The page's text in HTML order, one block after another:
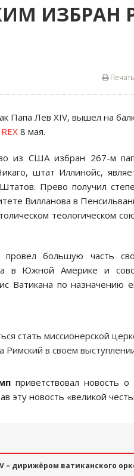
ИЗБРАН
Печать
Папа Лев XIV, вышел на
REX 8 мая.
из США избран 267-м
штат Иллинойс,
Прево получил
Вилланова в
теологическом
большую часть
в Южной Америке и
Ватикана по назначению
стать миссионерской
Римский в своем
приветствовал новость
эту новость «великой
– дирижёром ватиканского